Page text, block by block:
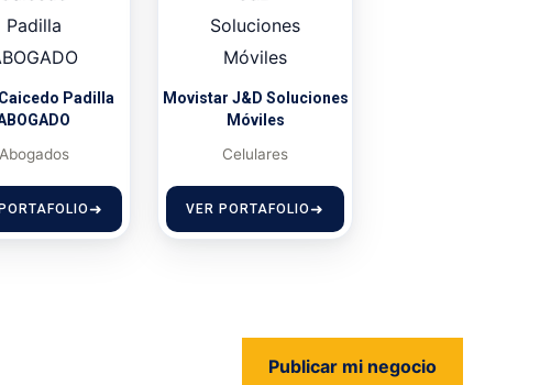
Padilla
Abogados
Movistar J&D Soluciones
Móviles
Celulares
VER PORTAFOLIO
Publicar mi negocio